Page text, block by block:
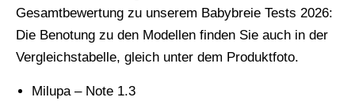
Gesamtbewertung zu unserem Babybreie Tests 2026:
Die Benotung zu den Modellen finden Sie auch in der
Vergleichstabelle, gleich unter dem Produktfoto.
Milupa – Note 1.3